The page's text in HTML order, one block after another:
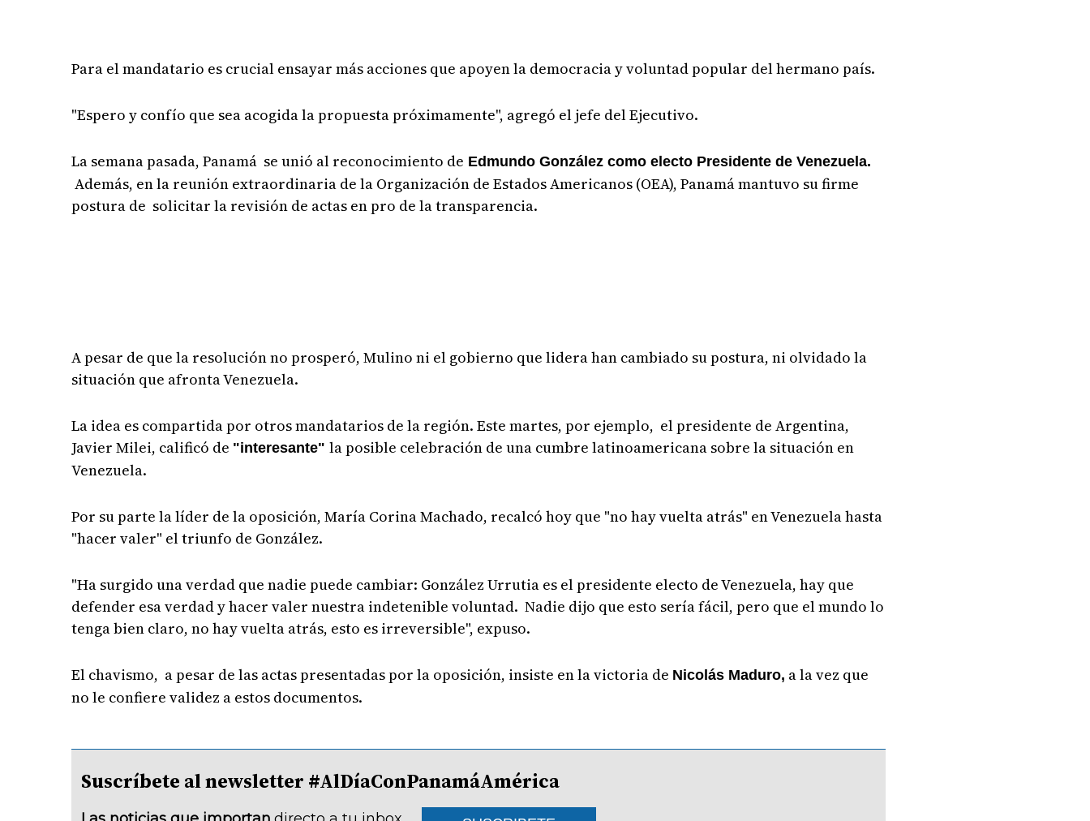
Para el mandatario es crucial ensayar más acciones que apoyen la democracia y voluntad popular del hermano país.
"Espero y confío que sea acogida la propuesta próximamente", agregó el jefe del Ejecutivo.
La semana pasada, Panamá se unió al reconocimiento de Edmundo González como electo Presidente de Venezuela.
Además, en la reunión extraordinaria de la Organización de Estados Americanos (OEA), Panamá mantuvo su firme
postura de solicitar la revisión de actas en pro de la transparencia.
A pesar de que la resolución no prosperó, Mulino ni el gobierno que lidera han cambiado su postura, ni olvidado la
situación que afronta Venezuela.
La idea es compartida por otros mandatarios de la región. Este martes, por ejemplo, el presidente de Argentina,
Javier Milei, calificó de "interesante"la posible celebración de una cumbre latinoamericana sobre la situación en
Venezuela.
Por su parte la líder de la oposición, María Corina Machado, recalcó hoy que "no hay vuelta atrás" en Venezuela hasta
"hacer valer" el triunfo de González.
"Ha surgido una verdad que nadie puede cambiar: González Urrutia es el presidente electo de Venezuela, hay que
defender esa verdad y hacer valer nuestra indetenible voluntad. Nadie dijo que esto sería fácil, pero que el mundo lo
tenga bien claro, no hay vuelta atrás, esto es irreversible", expuso.
El chavismo, a pesar de las actas presentadas por la oposición, insiste en la victoria de Nicolás Maduro, a la vez que
no le confiere validez a estos documentos.
Suscríbete al newsletter #AlDíaConPanamáAmérica